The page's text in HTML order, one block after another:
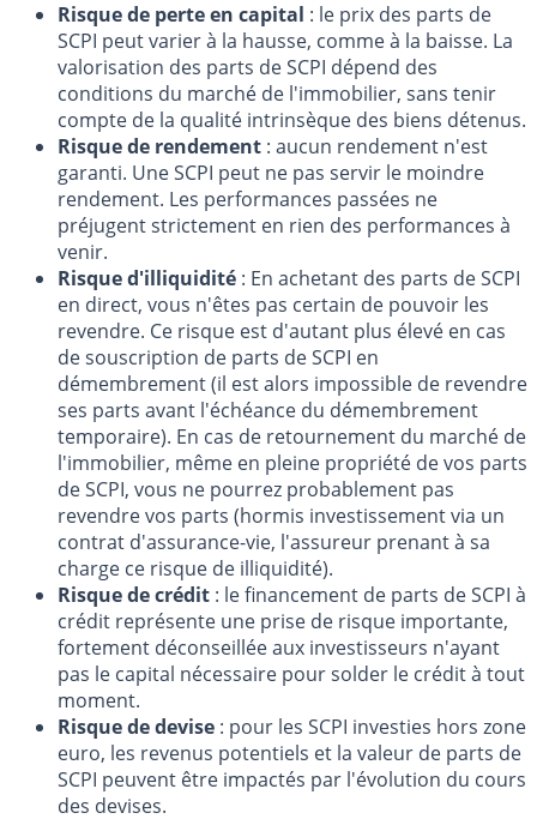
Risque de perte en capital : le prix des parts de
SCPI peut varier à la hausse, comme à la baisse. La
valorisation des parts de SCPI dépend des
conditions du marché de l'immobilier, sans tenir
compte de la qualité intrinsèque des biens détenus.
Risque de rendement : aucun rendement n'est
garanti. Une SCPI peut ne pas servir le moindre
rendement. Les performances passées ne
préjugent strictement en rien des performances à
venir.
Risque d'illiquidité : En achetant des parts de SCPI
en direct, vous n'êtes pas certain de pouvoir les
revendre. Ce risque est d'autant plus élevé en cas
de souscription de parts de SCPI en
démembrement (il est alors impossible de revendre
ses parts avant l'échéance du démembrement
temporaire). En cas de retournement du marché de
l'immobilier, même en pleine propriété de vos parts
de SCPI, vous ne pourrez probablement pas
revendre vos parts (hormis investissement via un
contrat d'assurance-vie, l'assureur prenant à sa
charge ce risque de illiquidité).
Risque de crédit : le financement de parts de SCPI à
crédit représente une prise de risque importante,
fortement déconseillée aux investisseurs n'ayant
pas le capital nécessaire pour solder le crédit à tout
moment.
Risque de devise : pour les SCPI investies hors zone
euro, les revenus potentiels et la valeur de parts de
SCPI peuvent être impactés par l'évolution du cours
des devises.